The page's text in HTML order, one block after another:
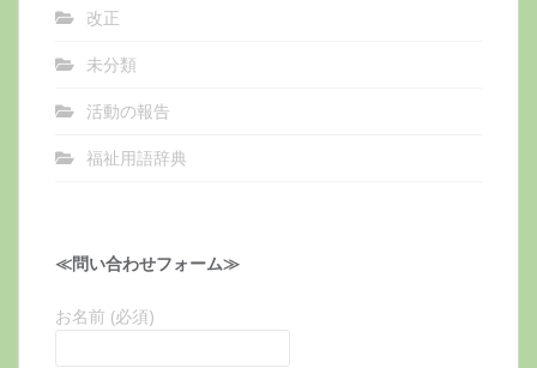
改正
未分類
活動の報告
福祉用語辞典
≪問い合わせフォーム≫
お名前 (必須)